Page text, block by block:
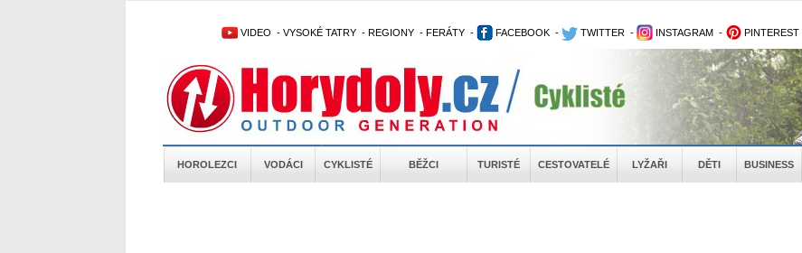
VIDEO - VYSOKÉ TATRY - REGIONY - FERÁTY - FACEBOOK - TWITTER - INSTAGRAM - PINTEREST
HOROLEZCI VODÁCI CYKLISTÉ BĚŽCI TURISTÉ CESTOVATELÉ LYŽAŘI DĚTI BUSINESS